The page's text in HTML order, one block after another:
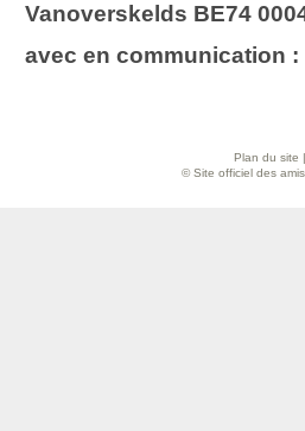
Vanoverskelds BE74
avec en communication :
Plan du site
© Site officiel des